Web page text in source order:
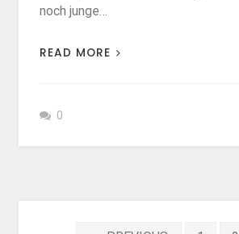
noch junge…
READ MORE
0